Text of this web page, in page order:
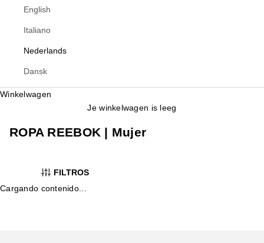
English
Italiano
Nederlands
Dansk
Winkelwagen
Je winkelwagen is leeg
ROPA REEBOK | Mujer
FILTROS
Cargando contenido...